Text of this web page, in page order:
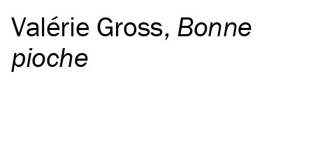
Valérie Gross, Bonne
pioche